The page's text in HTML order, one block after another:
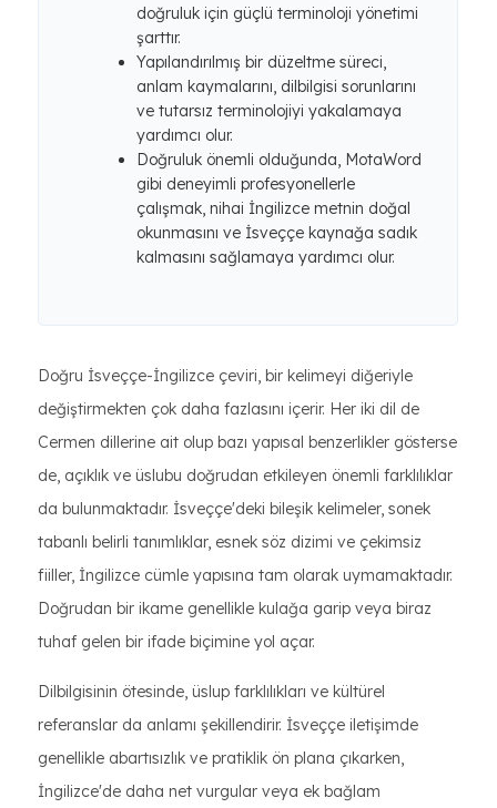
doğruluk için güçlü terminoloji yönetimi
şarttır.
Yapılandırılmış bir düzeltme süreci,
anlam kaymalarını, dilbilgisi sorunlarını
ve tutarsız terminolojiyi yakalamaya
yardımcı olur.
Doğruluk önemli olduğunda, MotaWord
gibi deneyimli profesyonellerle
çalışmak, nihai İngilizce metnin doğal
okunmasını ve İsveççe kaynağa sadık
kalmasını sağlamaya yardımcı olur.
Doğru İsveççe-İngilizce çeviri, bir kelimeyi diğeriyle
değiştirmekten çok daha fazlasını içerir. Her iki dil de
Cermen dillerine ait olup bazı yapısal benzerlikler gösterse
de, açıklık ve üslubu doğrudan etkileyen önemli farklılıklar
da bulunmaktadır. İsveççe'deki bileşik kelimeler, sonek
tabanlı belirli tanımlıklar, esnek söz dizimi ve çekimsiz
fiiller, İngilizce cümle yapısına tam olarak uymamaktadır.
Doğrudan bir ikame genellikle kulağa garip veya biraz
tuhaf gelen bir ifade biçimine yol açar.
Dilbilgisinin ötesinde, üslup farklılıkları ve kültürel
referanslar da anlamı şekillendirir. İsveççe iletişimde
genellikle abartısızlık ve pratiklik ön plana çıkarken,
İngilizce'de daha net vurgular veya ek bağlam